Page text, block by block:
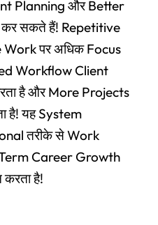
Planning और Better
कर सकते हैं! Repetitive
पर अधिक Focus
Workflow Client
है और More Projects
है! यह System
तरीके से Work
Career Growth
करता है!